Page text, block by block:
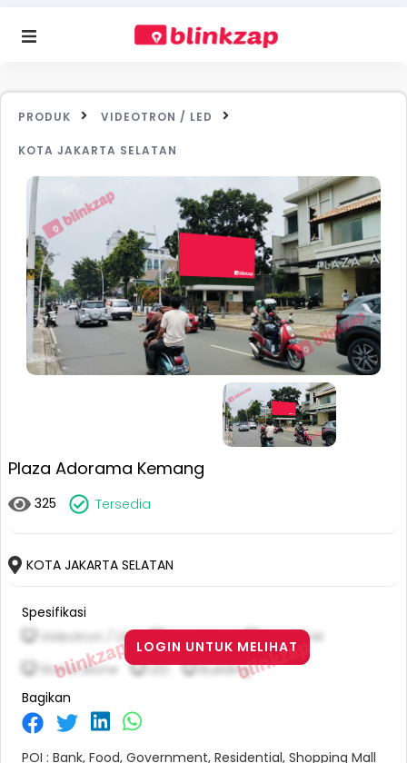
PRODUK VIDEOTRON / LED
KOTA JAKARTA SELATAN
Plaza Adorama Kemang
325 Tersedia
KOTA JAKARTA SELATAN
Spesifikasi
Videotron / LED
4 M X 8 M
Stand Alone
LED Building
LOGIN UNTUK MELIHAT
Bagikan
POI : Bank, Food, Government, Residential, Shopping Mall